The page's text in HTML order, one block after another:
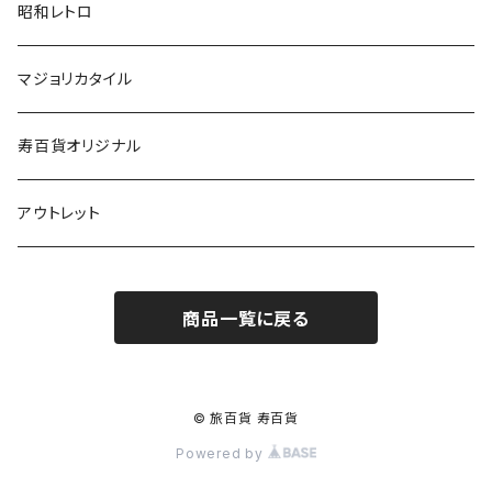
昭和レトロ
マジョリカタイル
寿百貨オリジナル
アウトレット
商品一覧に戻る
© 旅百貨 寿百貨
Powered by